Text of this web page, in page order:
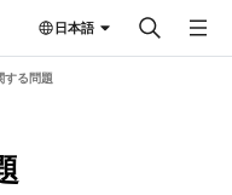
日本語
する問題